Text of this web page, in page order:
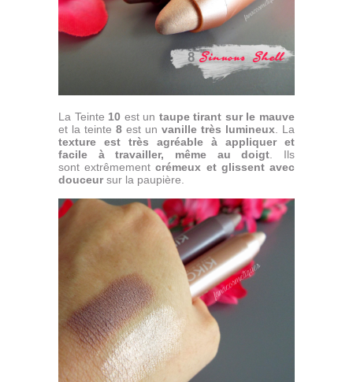
La Teinte 10 est un taupe tirant sur le mauve
et la teinte 8 est un vanille très lumineux. La
texture est très agréable à appliquer et
facile à travailler, même au doigt. Ils
sont extrêmementcrémeux et glissent avec
douceursur la paupière.